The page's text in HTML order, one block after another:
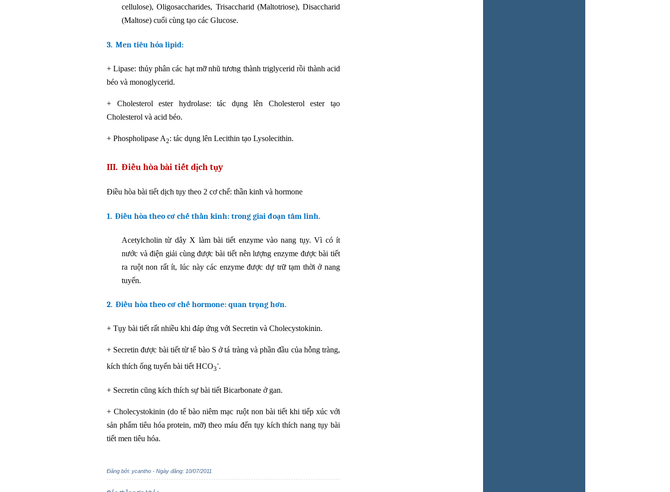
cellulose), Oligosaccharides, Trisaccharid (Maltotriose), Disaccharid
(Maltose) cuối cùng tạo các Glucose.
3. Men tiêu hóa lipid:
+ Lipase: thủy phân các hạt mỡ nhũ tương thành triglycerid rồi thành acid
béo và monoglycerid.
+
Cholesterol ester hydrolase: tác dụng lên Cholesterol ester tạo
Cholesterol và acid béo.
+ Phospholipase A2: tác dụng lên Lecithin tạo Lysolecithin.
III. Điều hòa bài tiết dịch tụy
Điều hòa bài tiết dịch tụy theo 2 cơ chế: thần kinh và hormone
1. Điều hòa theo cơ chế thần kinh: trong giai đoạn tâm linh.
Acetylcholin từ dây X làm bài tiết enzyme vào nang tụy. Vì có ít
nước và điện giải cùng được bài tiết nên lượng enzyme được bài tiết
ra ruột non rất ít, lúc này các enzyme được dự trữ tạm thời ở nang
tuyến.
2. Điều hòa theo cơ chế hormone: quan trọng hơn.
+ Tụy bài tiết rất nhiều khi đáp ứng với Secretin và Cholecystokinin.
+ Secretin được bài tiết từ tế bào S ở tá tràng và phần đầu của hỗng tràng,
kích thích ống tuyến bài tiết HCO3
-.
+ Secretin cũng kích thích sự bài tiết Bicarbonate ở gan.
+ Cholecystokinin (do tế bào niêm mạc ruột non bài tiết khi tiếp xúc với
sản phẩm tiêu hóa protein, mỡ) theo máu đến tụy kích thích nang tụy bài
tiết men tiêu hóa.
Đăng bởi: ycantho - Ngày đăng: 10/07/2011